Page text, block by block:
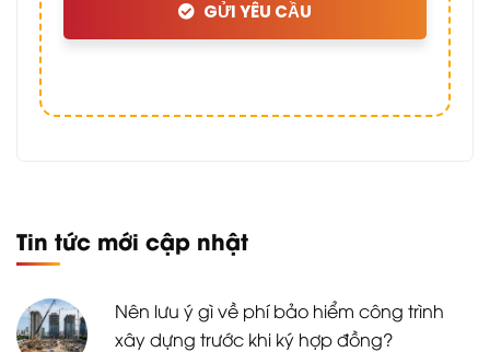
GỬI YÊU CẦU
Tin tức mới cập nhật
Nên lưu ý gì về phí bảo hiểm công trình
xây dựng trước khi ký hợp đồng?